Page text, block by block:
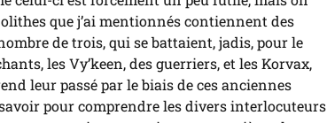
que j’ai mentionnés contiennent des
de trois, qui se battaient, jadis, pour le
les Vy’keen, des guerriers, et les Korvax,
leur passé par le biais de ces anciennes
pour comprendre les divers interlocuteurs